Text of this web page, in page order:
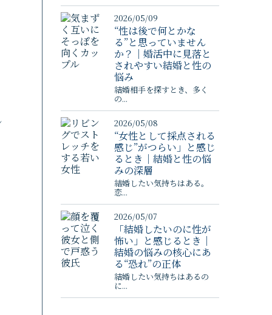
2026/05/09
“性は後で何とかな
る”と思っていません
か？｜婚活中に見落と
されやすい結婚と性の
悩み
結婚相手を探すとき、多く
の...
2026/05/08
“女性として採点される
感じ”がつらい」と感じ
るとき｜結婚と性の悩
みの深層
結婚したい気持ちはある。
恋...
2026/05/07
「結婚したいのに性が
怖い」と感じるとき｜
結婚の悩みの核心にあ
る“恐れ”の正体
結婚したい気持ちはあるの
に...